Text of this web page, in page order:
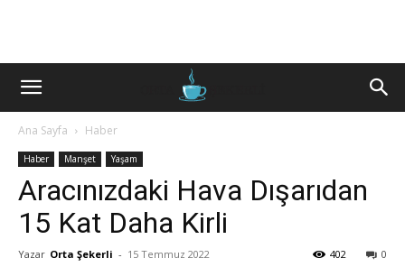
Ana Sayfa Haber
Haber Manşet Yaşam
Aracınızdaki Hava Dışarıdan
15 Kat Daha Kirli
Yazar Orta Şekerli - 15 Temmuz 2022 0
402